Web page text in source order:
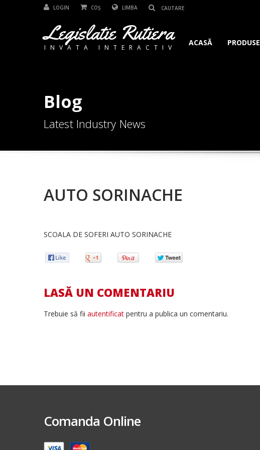
LOGIN COȘ LIMBA
Legislatie Rutiera
INVATA INTERACTIV
ACASĂ PRODUSE
Blog
Latest Industry News
AUTO SORINACHE
SCOALA DE SOFERI AUTO SORINACHE
LASĂ UN COMENTARIU
Trebuie să fii autentificat pentru a publica un comentariu.
Comanda Online